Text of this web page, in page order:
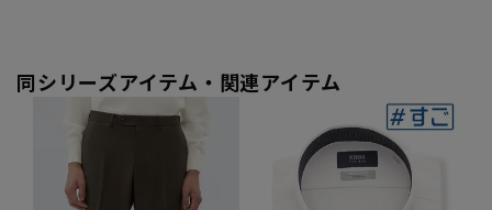
同シリーズアイテム・関連アイテム